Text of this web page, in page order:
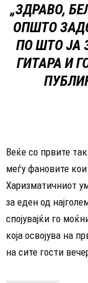
„ЗДРАВО,
ОПШТО
ПО ШТО ЈА
ГИТАРА И
Веќе со првите
меѓу фановите
Харизматичниот
за еден од
спојувајќи го
која освојува на
на сите гости